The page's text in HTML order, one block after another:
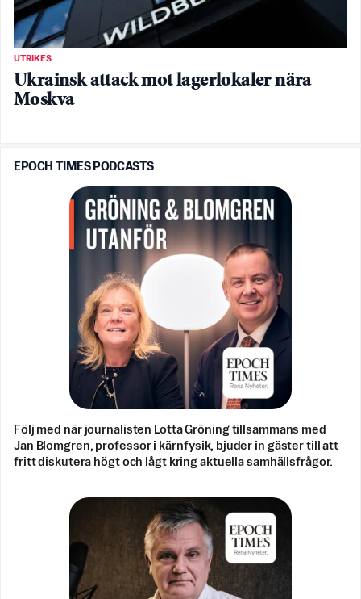
UTRIKES
Ukrainsk attack mot lagerlokaler nära
Moskva
EPOCH TIMES PODCASTS
Följ med när journalisten Lotta Gröning tillsammans med
Jan Blomgren, professor i kärnfysik, bjuder in gäster till att
fritt diskutera högt och lågt kring aktuella samhällsfrågor.